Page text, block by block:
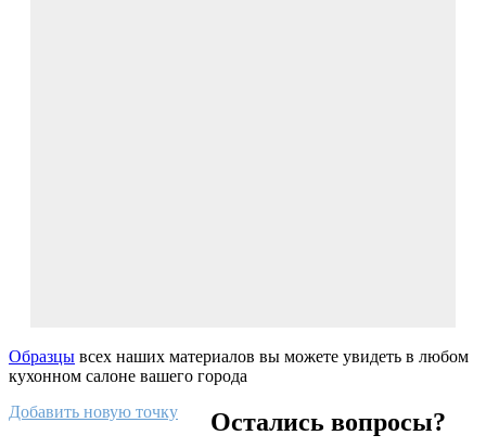
Образцы всех наших материалов вы можете увидеть в любом
кухонном салоне вашего города
Добавить новую точку
Остались вопросы?